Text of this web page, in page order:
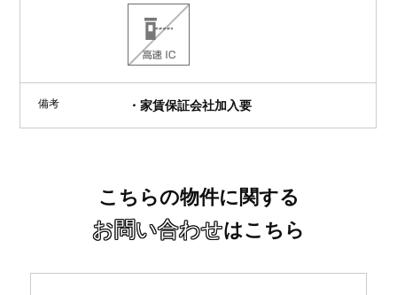
備考 ・家賃保証会社加入要
こちらの物件に関する
お問い合わせはこちら